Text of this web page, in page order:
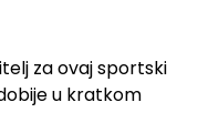
za ovaj sportski
u kratkom